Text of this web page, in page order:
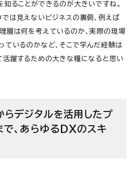
ることができるのが大きいですね。
では見えないビジネスの裏側、例えば
層は何を考えているのか、実際の現場
ているのかなど、そこで学んだ経験は
活躍するための大きな糧になると思い
デジタルを活用したプ
で、あらゆるDXのスキ